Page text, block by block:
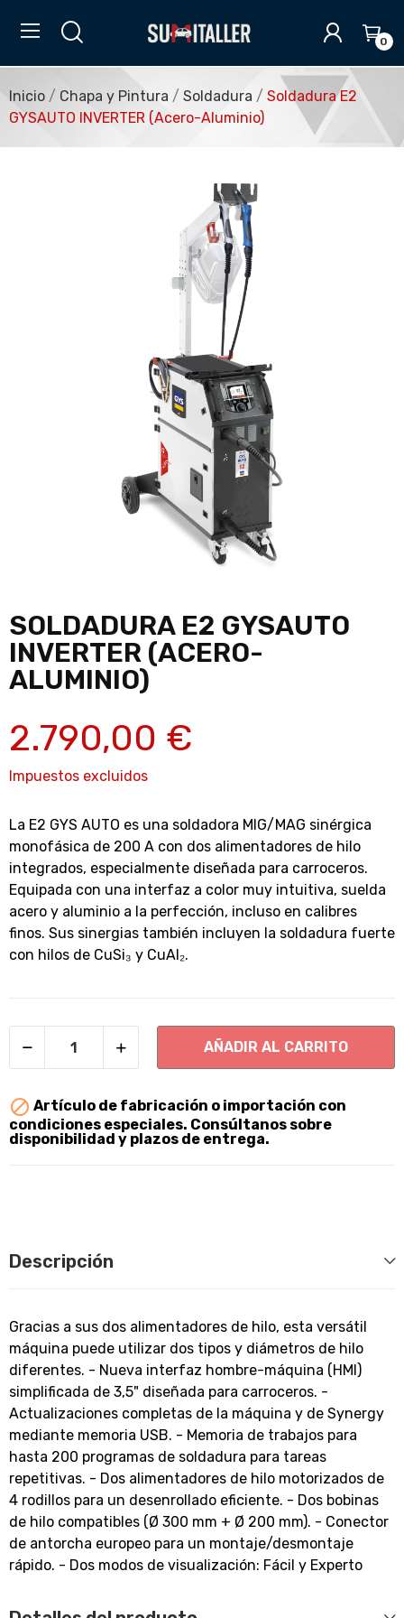
0
Inicio Chapa y Pintura Soldadura
Soldadura E2
GYSAUTO INVERTER (Acero-Aluminio)
SOLDADURA E2 GYSAUTO
INVERTER (ACERO-
ALUMINIO)
2.790,00 €
Impuestos excluidos
La E2 GYS AUTO es una soldadora MIG/MAG sinérgica
monofásica de 200 A con dos alimentadores de hilo
integrados, especialmente diseñada para carroceros.
Equipada con una interfaz a color muy intuitiva, suelda
acero y aluminio a la perfección, incluso en calibres
finos. Sus sinergias también incluyen la soldadura fuerte
con hilos de CuSi₃ y CuAl₂.
AÑADIR AL CARRITO
 Artículo de fabricación o importación con
condiciones especiales. Consúltanos sobre
disponibilidad y plazos de entrega.
Descripción
Gracias a sus dos alimentadores de hilo, esta versátil
máquina puede utilizar dos tipos y diámetros de hilo
diferentes. - Nueva interfaz hombre-máquina (HMI)
simplificada de 3,5" diseñada para carroceros. -
Actualizaciones completas de la máquina y de Synergy
mediante memoria USB. - Memoria de trabajos para
hasta 200 programas de soldadura para tareas
repetitivas. - Dos alimentadores de hilo motorizados de
4 rodillos para un desenrollado eficiente. - Dos bobinas
de hilo compatibles (Ø 300 mm + Ø 200 mm). - Conector
de antorcha europeo para un montaje/desmontaje
rápido. - Dos modos de visualización: Fácil y Experto